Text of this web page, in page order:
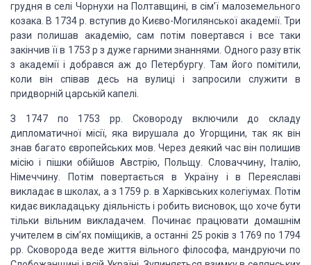
грудня в селі Чорнухи на Полтавщині, в сім’ї малоземель­ного
козака. В 1734 р. вступив до Києво-Могилянської академії. Три
рази полишав академію, сам потім повертався і все таки
закінчив її в 1753 р з дуже гарними знаннями. Одного разу втік
з академії і добрався аж до Петербургу. Там його помітили,
коли він співав десь на вулиці і запро­сили служити в
придворній царській капелі.
З 1747 по 1753 рр. Сковороду включили до складу
дипломатичної місії, яка вирушала до Угорщини, так як він
знав багато європейських мов. Через деякий час він полишив
місію і пішки обійшов Австрію, Польщу. Словаччину, Італію,
Німеччину. Потім повертається в Україну і в Переяславі
викладає в школах, а з 1759 р. в Харківських колегіумах. Потім
кидає викладацьку діяльність і робить висновок, що хоче бути
тільки вільним викладачем. Починає працювати домашнім
учителем в сім’ях поміщиків, а останні 25 років з 1769 по 1794
рр. Сковорода веде життя вільного філософа, мандруючи по